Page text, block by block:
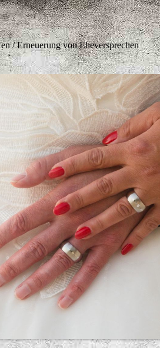
/ Erneuerung von Eheversprechen